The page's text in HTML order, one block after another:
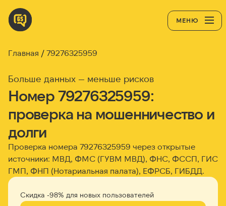
МЕНЮ
Главная 79276325959
Больше данных — меньше рисков
Номер 79276325959:
проверка на мошенничество и
долги
Проверка номера 79276325959 через открытые
источники: МВД, ФМС (ГУВМ МВД), ФНС, ФССП, ГИС
ГМП, ФНП (Нотариальная палата), ЕФРСБ, ГИБДД.
Скидка -98% для новых пользователей